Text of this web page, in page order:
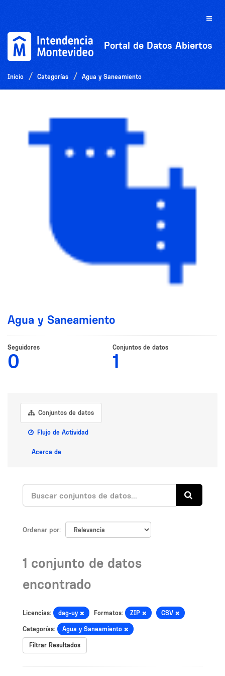
Toggle
Portal de Datos Abiertos
Inicio Categorías Agua y Saneamiento
Agua y Saneamiento
Seguidores
0
Conjuntos de datos
1
Conjuntos de datos
Flujo de Actividad
Acerca de
Ordenar por
1 conjunto de datos
encontrado
Licencias: dag-uy Formatos: ZIP CSV
Categorías: Agua y Saneamiento
Filtrar Resultados